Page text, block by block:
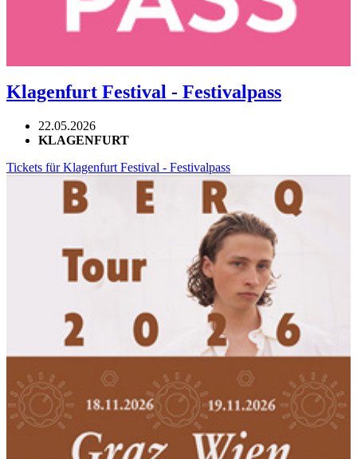
Klagenfurt Festival - Festivalpass
22.05.2026
KLAGENFURT
Tickets für Klagenfurt Festival - Festivalpass